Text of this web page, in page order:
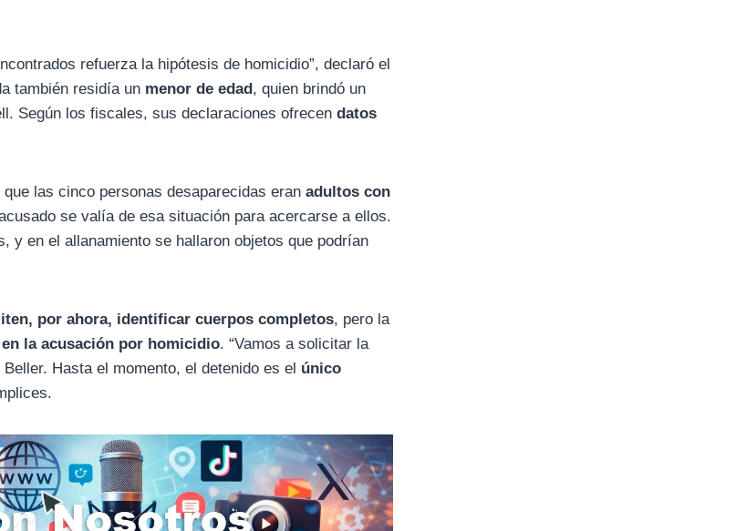
refuerza la hipótesis de homicidio”, declaró el
también residía un menor de edad, quien brindó un
Según los fiscales, sus declaraciones ofrecendatos
que las cinco personas desaparecidas eranadultos con
se valía de esa situación para acercarse a ellos.
y en el allanamiento se hallaron objetos que podrían
por ahora, identificar cuerpos completos, pero la
la acusación por homicidio. “Vamos a solicitar la
Hasta el momento, el detenido es el único